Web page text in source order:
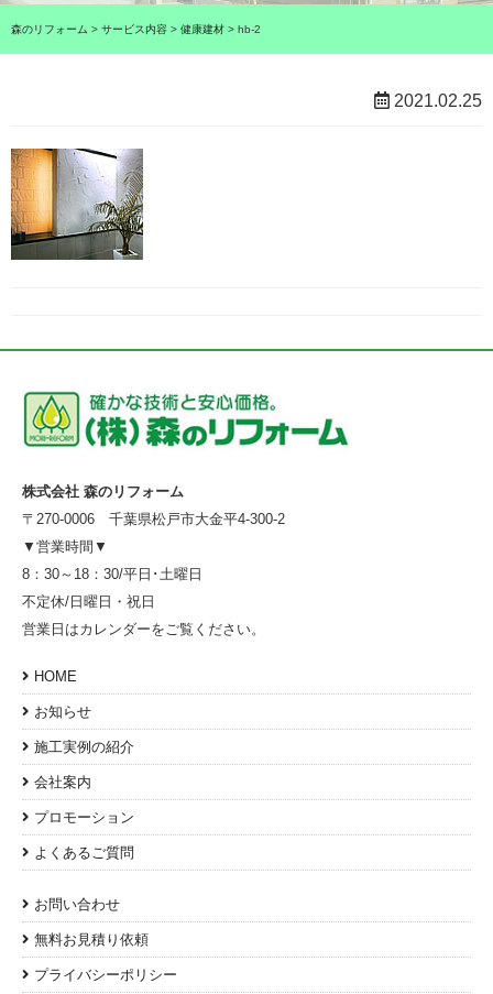
森のリフォーム > サービス内容 > 健康建材 > hb-2
2021.02.25
株式会社 森のリフォーム
〒270-0006 千葉県松戸市大金平4-300-2
▼営業時間▼
8：30～18：30/平日･土曜日
不定休/日曜日・祝日
営業日はカレンダーをご覧ください。
HOME
お知らせ
施工実例の紹介
会社案内
プロモーション
よくあるご質問
お問い合わせ
無料お見積り依頼
プライバシーポリシー